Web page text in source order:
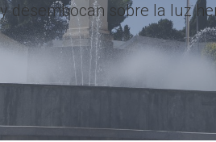
desembocan sobre la luz